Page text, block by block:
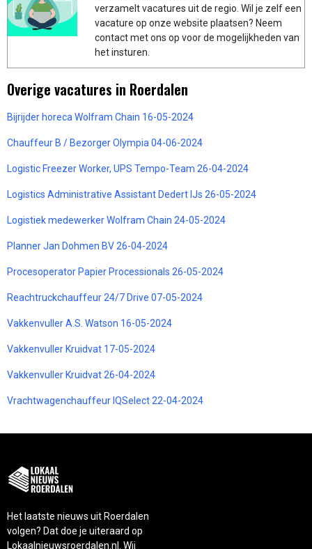
verzamelt vacatures uit de regio. Wil je zelf een
vacature op onze website plaatsen? Neem
contact met ons op voor de mogelijkheden van
het insturen.
Overige vacatures in Roerdalen
Bijrijder horeca Wolfram Chain 16-05-2024
Chauffeur B / Bezorger Olympia 04-06-2024
Logistic Freezer Worker, UPS Tempo-Team 26-04-2024
Logistics Administrative Assistant Dedert IJs 26-05-2024
Logistiek medewerker Wolfram Chain 24-05-2024
Planner Jan Dohmen BV 26-04-2024
Procesoperator Papier Processionals 26-05-2024
Reachtruckchauffeur 24/7 Drive 07-05-2024
Vakkenvuller A.S. Watson 16-05-2024
Vakkenvuller Kruidvat 17-05-2024
Vakkenvuller Kruidvat 26-04-2024
Vrachtwagenchauffeur IQSelect 22-04-2024
Het laatste nieuws uit Roerdalen
volgen? Dat doe je uiteraard op
Lokaalnieuwsroerdalen.nl. Wij